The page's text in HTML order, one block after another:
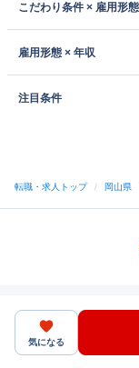
こだわり条件 × 雇用形態
雇用形態 × 年収
注目条件
転職・求人トップ / 岡山県
気になる
中途採用をご検討の